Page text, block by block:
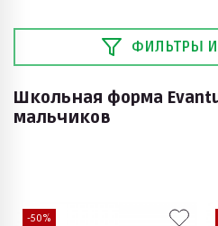
ФИЛЬТРЫ И
Школьная форма
мальчиков
-50%